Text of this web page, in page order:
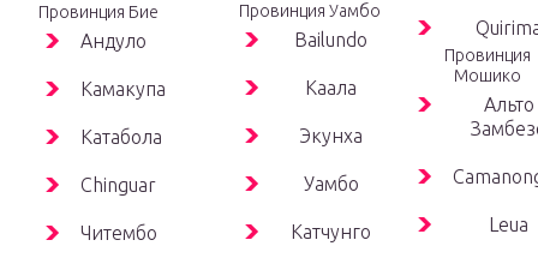
Провинция Бие
Андуло
Камакупа
Катабола
Chinguar
Читембо
Провинция Уамбо
Bailundo
Каала
Экунха
Уамбо
Катчунго
Провинция
Мошико
Альто
Leua